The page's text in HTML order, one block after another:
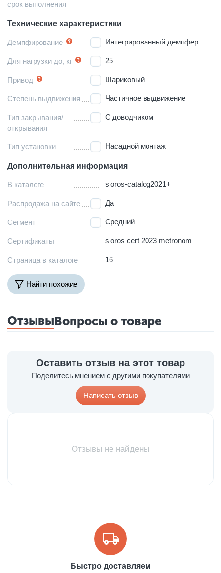
срок выполнения
Технические характеристики
Демпфирование Интегрированный демпфер
Для нагрузки до, кг 25
Привод Шариковый
Степень выдвижения Частичное выдвижение
Тип закрывания/
открывания
С доводчиком
Тип установки Насадной монтаж
Дополнительная информация
В каталоге sloros-catalog2021+
Распродажа на сайте Да
Сегмент Средний
Сертификаты sloros cert 2023 metronom
Страница в каталоге 16
Найти похожие
ОтзывыВопросы о товаре
Оставить отзыв на этот товар
Поделитесь мнением с другими покупателями
Написать отзыв
Отзывы не найдены
Быстро доставляем